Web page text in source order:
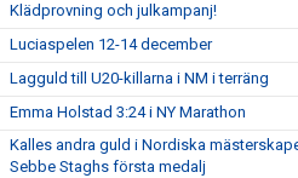
Klädprovning och julkampanj!
Luciaspelen 12-14 december
Lagguld till U20-killarna i NM i terräng
Emma Holstad 3:24 i NY Marathon
Kalles andra guld i Nordiska
Sebbe Staghs första medalj